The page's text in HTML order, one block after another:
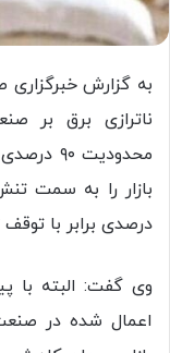
به گزارش خبرگزاری
ناترازی برق بر
درصدی برابر با
وی گفت: البته با
اعمال شده در